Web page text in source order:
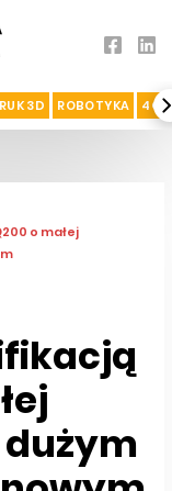
3D ROBOTYKA 4G I
o małej